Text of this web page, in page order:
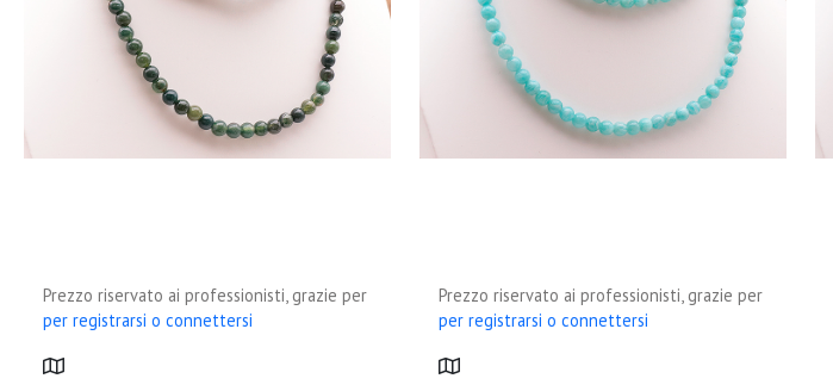
Prezzo riservato ai professionisti, grazie per
per registrarsi o connettersi
Prezzo riservato ai professionisti, grazie per
per registrarsi o connettersi